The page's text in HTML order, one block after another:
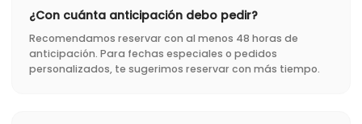
¿Con cuánta anticipación debo pedir?
Recomendamos reservar con al menos 48 horas de
anticipación. Para fechas especiales o pedidos
personalizados, te sugerimos reservar con más tiempo.